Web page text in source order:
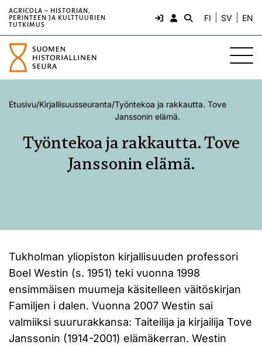
AGRICOLA – HISTORIAN,
PERINTEEN JA KULTTUURIEN
TUTKIMUS
FI SV EN
Etusivu/Kirjallisuusseuranta/Työntekoa ja rakkautta. Tove
Janssonin elämä.
Työntekoa ja rakkautta. Tove
Janssonin elämä.
Tukholman yliopiston kirjallisuuden professori
Boel Westin (s. 1951) teki vuonna 1998
ensimmäisen muumeja käsitelleen väitöskirjan
Familjen i dalen. Vuonna 2007 Westin sai
valmiiksi suururakkansa: Taiteilija ja kirjailija Tove
Janssonin (1914-2001) elämäkerran. Westin